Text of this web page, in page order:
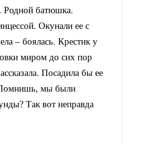
Родной батюшка.
Окунали ее с
– боялась. Крестик у
миром до сих пор
Посадила бы ее
мы были
Так вот неправда